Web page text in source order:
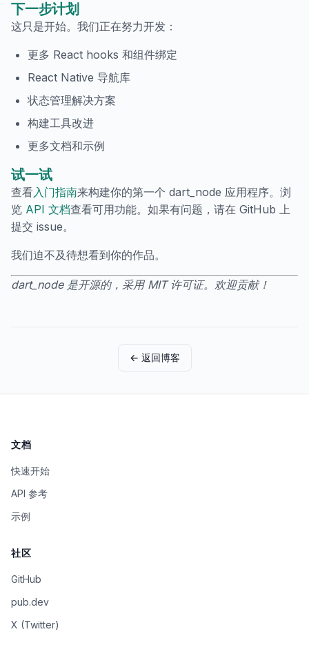
下一步计划
这只是开始。我们正在努力开发：
更多 React hooks 和组件绑定
React Native 导航库
状态管理解决方案
构建工具改进
更多文档和示例
试一试
查看入门指南来构建你的第一个 dart_node 应用程序。浏
览 API 文档查看可用功能。如果有问题，请在 GitHub 上
提交 issue。
我们迫不及待想看到你的作品。
dart_node 是开源的，采用 MIT 许可证。欢迎贡献！
← 返回博客
文档
快速开始
API 参考
示例
社区
GitHub
pub.dev
X (Twitter)